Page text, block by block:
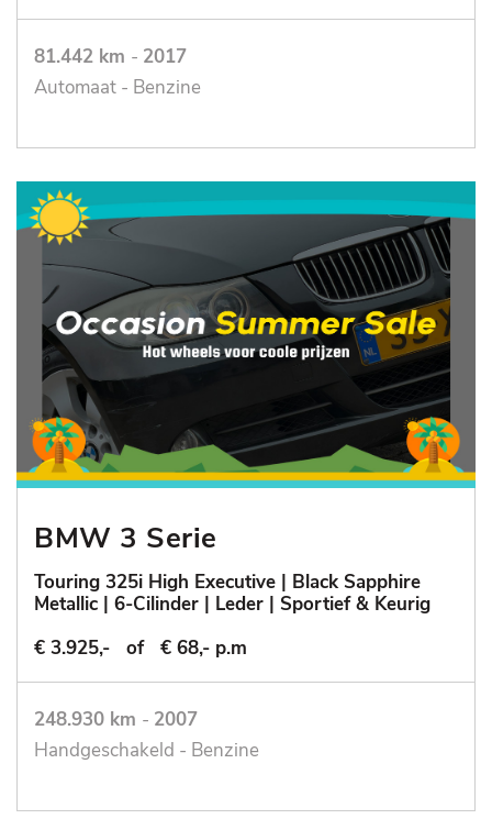
81.442 km - 2017
Automaat - Benzine
BMW 3 Serie
Touring 325i High Executive | Black Sapphire
Metallic | 6-Cilinder | Leder | Sportief & Keurig
€ 3.925,-
of € 68,- p.m
248.930 km - 2007
Handgeschakeld - Benzine